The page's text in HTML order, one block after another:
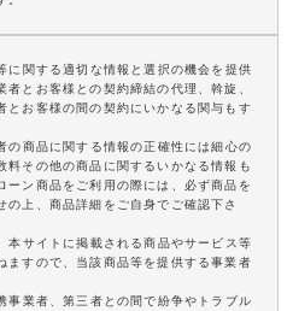
に関する適切な情報と選択の機会を提供
とお客様との契約締結の代理、斡旋、
とお客様の間の契約にいかなる関与もす
の商品に関する情報の正確性には細心の
料その他の商品に関するいかなる情報も
ーン商品をご利用の際には、必ず商品を
上、商品詳細をご自身でご確認下さ
本サイトに掲載される商品やサービス等
ますので、当該商品等を提供する事業者
事業者、第三者との間で紛争やトラブル